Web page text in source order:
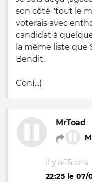
son côté "tout le
voterais avec
candidat à
la même liste que
Bendit.
Con(...)
MrToad
il y a 16 ans
22:25 le 07/